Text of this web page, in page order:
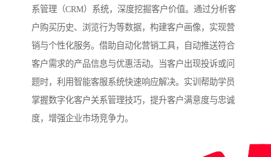
系管理（CRM）系统，深度挖掘客户价值。通过分析客
户购买历史、浏览行为等数据，构建客户画像，实现营
销与个性化服务。借助自动化营销工具，自动推送符合
客户需求的产品信息与优惠活动。当客户出现投诉或问
题时，利用智能客服系统快速响应解决。实训帮助学员
掌握数字化客户关系管理技巧，提升客户满意度与忠诚
度，增强企业市场竞争力。​